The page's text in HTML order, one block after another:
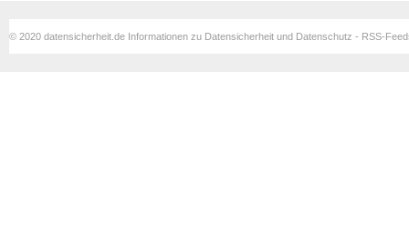
© 2020 datensicherheit.de Informationen zu Datensicherheit und Datenschutz - RSS-